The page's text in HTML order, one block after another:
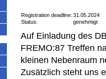
Registration deadline: 31.05.2024
Status:
genehmigt
Auf Einladung des
FREMO:87 Treffen
kleinen Nebenraum
Zusätzlich steht uns